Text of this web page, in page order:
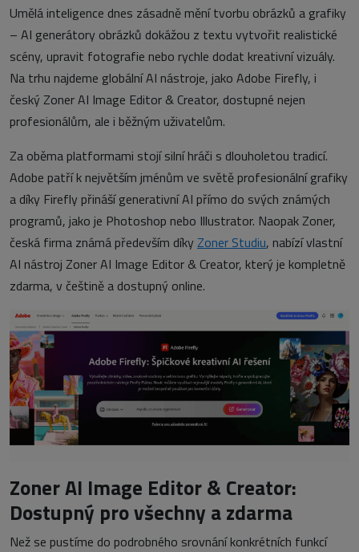
Umělá inteligence dnes zásadně mění tvorbu obrázků a grafiky
– AI generátory obrázků dokážou z textu vytvořit realistické
scény, upravit fotografie nebo rychle dodat kreativní vizuály.
Na trhu najdeme globální AI nástroje, jako Adobe Firefly, i
český Zoner AI Image Editor & Creator, dostupné nejen
profesionálům, ale i běžným uživatelům.
Za oběma platformami stojí silní hráči s dlouholetou tradicí.
Adobe patří k největším jménům ve světě profesionální grafiky
a díky Firefly přináší generativní AI přímo do svých známých
programů, jako je Photoshop nebo Illustrator. Naopak Zoner,
česká firma známá především díky Zoner Studiu, nabízí vlastní
AI nástroj Zoner AI Image Editor & Creator, který je kompletně
zdarma, v češtině a dostupný online.
Zoner AI Image Editor & Creator:
Dostupný pro všechny a zdarma
Než se pustíme do podrobného srovnání konkrétních funkcí